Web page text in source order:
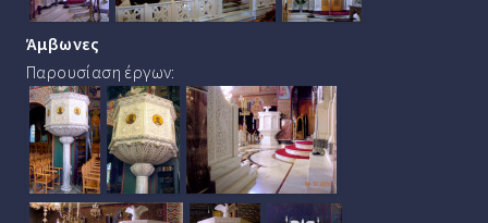
Άμβωνες
Παρουσίαση έργων: